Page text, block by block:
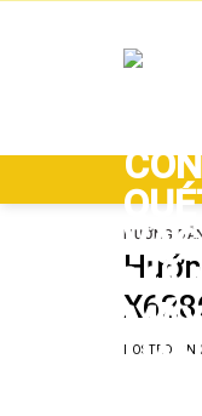
HƯỚNG
POSTED ON